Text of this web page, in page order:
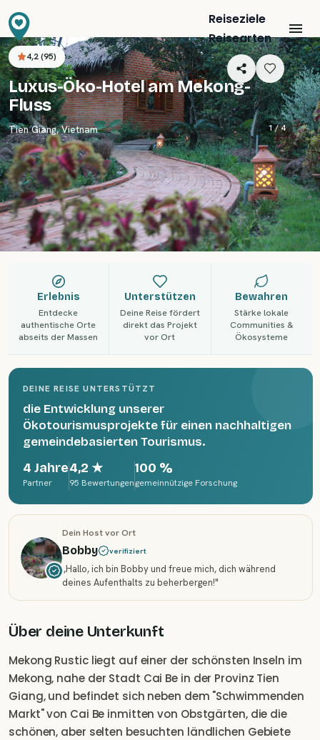
Reiseziele
Reisearten
4,2(95)
Luxus-Öko-Hotel am Mekong-
Fluss
Tien Giang,Vietnam 1 /4
Erlebnis
Entdecke
authentische Orte
abseits der Massen
Unterstützen
Deine Reise fördert
direkt das Projekt
vor Ort
Bewahren
Stärke lokale
Communities &
Ökosysteme
DEINE REISE UNTERSTÜTZT
die Entwicklung unserer
Ökotourismusprojekte für einen nachhaltigen
gemeindebasierten Tourismus.
4 Jahre
Partner
4,2 ★
95 Bewertungen
100 %
gemeinnützige Forschung
Dein Host vor Ort
Bobby verifiziert
„Hallo, ich bin Bobby und freue mich, dich während
deines Aufenthalts zu beherbergen!"
Über deine Unterkunft
Mekong Rustic liegt auf einer der schönsten Inseln im
Mekong, nahe der Stadt Cai Be in der Provinz Tien
Giang, und befindet sich neben dem "Schwimmenden
Markt" von Cai Be inmitten von Obstgärten, die die
schönen, aber selten besuchten ländlichen Gebiete